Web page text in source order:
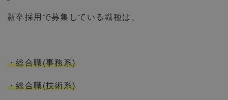
新卒採用で募集している職種は、
・総合職(事務系)
・総合職(技術系)